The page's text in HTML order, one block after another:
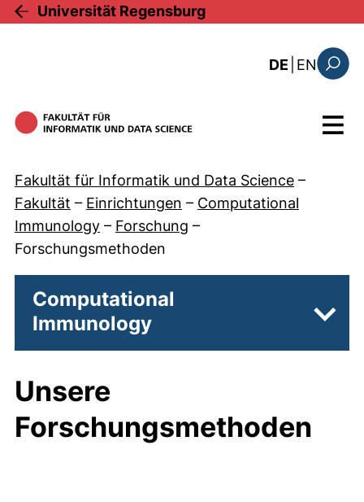
Direkt zum Inhalt
Universität Regensburg
DE EN: this
Menü
Fakultät für Informatik und Data Science –
Fakultät – Einrichtungen – Computational
Immunology – Forschung –
Forschungsmethoden
Computational
Immunology
Unsere
Forschungsmethoden